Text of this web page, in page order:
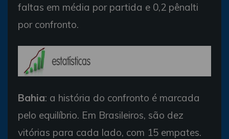
faltas em média por partida e 0,2 pênalti
por confronto.
Bahia: a história do confronto é marcada
pelo equilíbrio. Em Brasileiros, são dez
vitórias para cada lado, com 15 empates.